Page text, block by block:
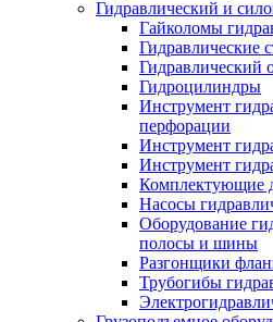
Гидравлический и
Гайколомы
Гидравлические
Гидравлический
Гидроцилиндры
Инструмент
перфорации
Инструмент
Инструмент
Комплектующие
Насосы
Оборудование
полосы и шины
Разгонщики
Трубогибы